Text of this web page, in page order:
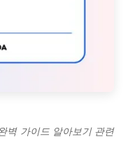
벽 가이드 알아보기 관련